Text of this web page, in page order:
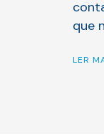
que
LER